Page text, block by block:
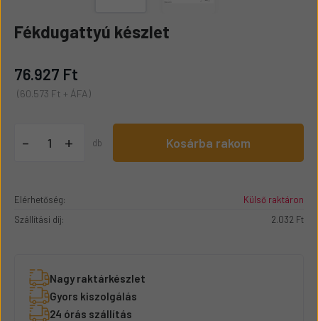
Fékdugattyú készlet
76.927 Ft
(60.573 Ft + ÁFA)
- + db Kosárba rakom
Elérhetőség:
Külső raktáron
Szállítási díj:
2.032 Ft
Nagy raktárkészlet
Gyors kiszolgálás
24 órás szállítás